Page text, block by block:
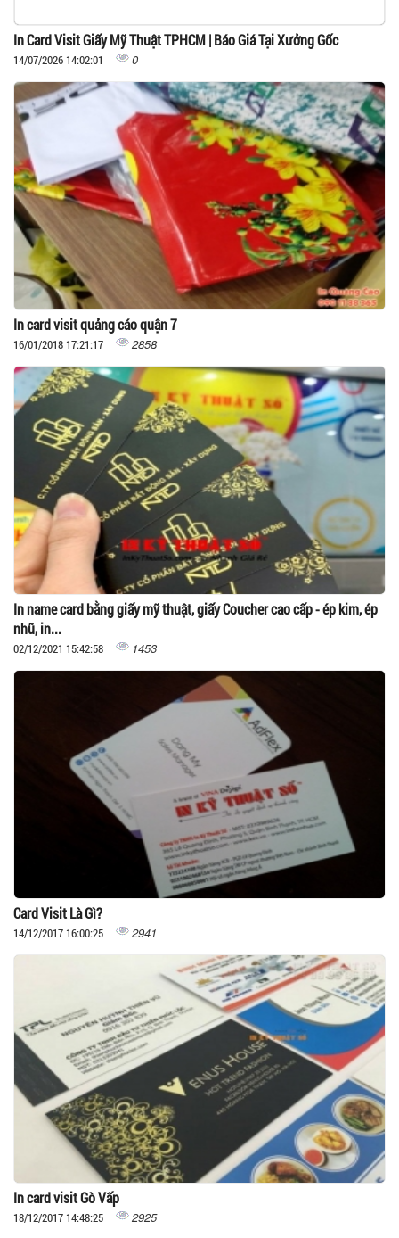
In Card Visit Giấy Mỹ Thuật TPHCM | Báo Giá Tại Xưởng Gốc
14/07/2026 14:02:01 0
In card visit quảng cáo quận 7
16/01/2018 17:21:17 2858
In name card bằng giấy mỹ thuật, giấy Coucher cao cấp - ép kim, ép
nhũ, in...
02/12/2021 15:42:58 1453
Card Visit Là Gì?
14/12/2017 16:00:25 2941
In card visit Gò Vấp
18/12/2017 14:48:25 2925